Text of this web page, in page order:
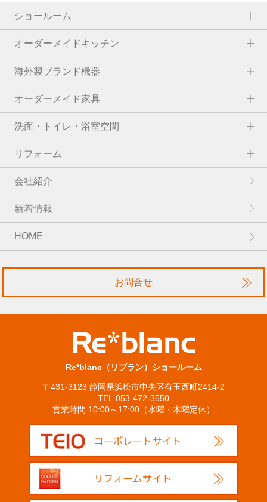
ショールーム
オーダーメイドキッチン
海外製ブランド機器
オーダーメイド家具
洗面・トイレ・浴室空間
リフォーム
会社紹介
新着情報
HOME
お問合せ
Re*blanc（リブラン）ショールーム
〒431-3123 静岡県浜松市中央区有玉西町2414-2
TEL.053-472-3550
営業時間 10:00～17:00（水曜・木曜定休）